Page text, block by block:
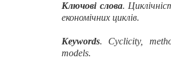
Ключові слова.
економічних циклів.
Keywords. Cyclicity,
models.